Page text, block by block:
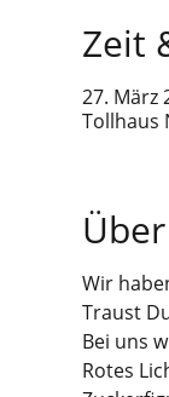
Zeit
27. März
Tollhaus
Wir
Traust
Bei uns
Rotes